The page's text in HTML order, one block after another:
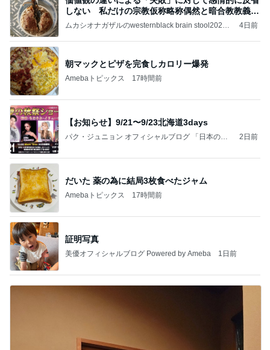
しない 私だけの宗教仮称略称偶然と暗合教教義候
補
ムカシオナガザルのwesternblack brain stool2024
ガザル
4日前
朝マックとピザを完食しカロリー爆発
Amebaトピックス 17時間前
【お知らせ】9/21〜9/23北海道3days
パク・ジュニョン オフィシャルブログ 「日本の
2日前
だいた 薬の為に結局3枚食べたジャム
Amebaトピックス 17時間前
証明写真
美優オフィシャルブログ Powered by Ameba 1日前